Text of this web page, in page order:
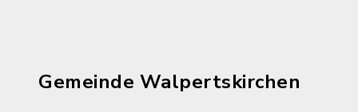
Gemeinde Walpertskirchen